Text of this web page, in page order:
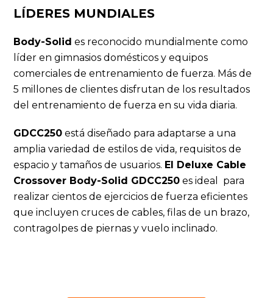
LÍDERES MUNDIALES
Body-Solid es reconocido mundialmente como
líder en gimnasios domésticos y equipos
comerciales de entrenamiento de fuerza. Más de
5 millones de clientes disfrutan de los resultados
del entrenamiento de fuerza en su vida diaria.
GDCC250 está diseñado para adaptarse a una
amplia variedad de estilos de vida, requisitos de
espacio y tamaños de usuarios. El Deluxe Cable
Crossover Body-Solid GDCC250 es ideal para
realizar cientos de ejercicios de fuerza eficientes
que incluyen cruces de cables, filas de un brazo,
contragolpes de piernas y vuelo inclinado.